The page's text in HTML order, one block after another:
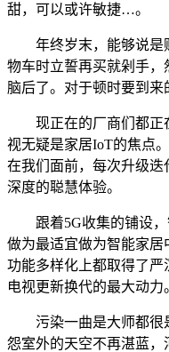
甜，可以或许敏捷…。
年终岁末，能够说是
物车时立誓再买就剁手，
脑后了。对于顿时要到来
现正在的厂商们都正
视无疑是家居IoT的焦点
在我们面前，每次升级迭
深度的聪慧体验。
跟着5G收集的铺设，
做为最适宜做为智能家
功能多样化上都取得了
电视更新换代的最大动力
污染一曲是大师都很
怨室外的天空不再湛蓝